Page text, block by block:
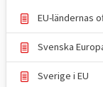
EU-ländernas
Svenska
Sverige i EU